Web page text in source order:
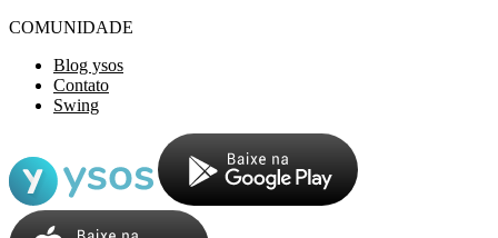
COMUNIDADE
Blog ysos
Contato
Swing